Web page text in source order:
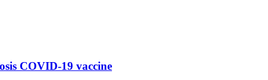
COVID-19 vaccine